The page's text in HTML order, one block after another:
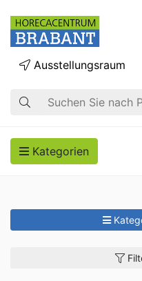
Suche
Ausstellungsraum
Kategorien